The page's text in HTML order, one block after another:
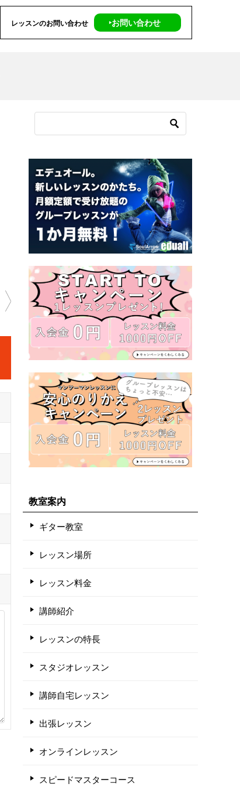
レッスンのお問い合わせ ‣お問い合わせ
教室案内
ギター教室
レッスン場所
レッスン料金
講師紹介
レッスンの特長
スタジオレッスン
講師自宅レッスン
出張レッスン
オンラインレッスン
スピードマスターコース